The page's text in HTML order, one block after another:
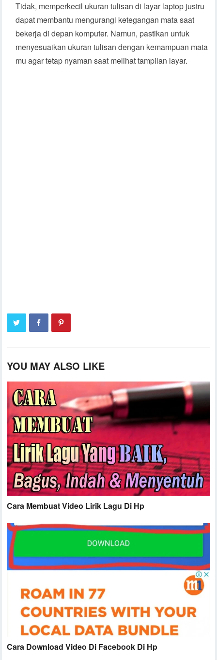
Tidak, memperkecil ukuran tulisan di layar laptop justru
dapat membantu mengurangi ketegangan mata saat
bekerja di depan komputer. Namun, pastikan untuk
menyesuaikan ukuran tulisan dengan kemampuan mata
mu agar tetap nyaman saat melihat tampilan layar.
YOU MAY ALSO LIKE
Cara Membuat Video Lirik Lagu Di Hp
Cara Download Video Di Facebook Di Hp